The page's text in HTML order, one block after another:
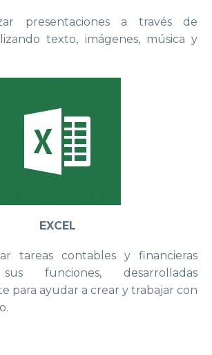
presentaciones a través de
texto, imágenes, música y
EXCEL
tareas contables y financieras
funciones, desarrolladas
para ayudar a crear y trabajar con